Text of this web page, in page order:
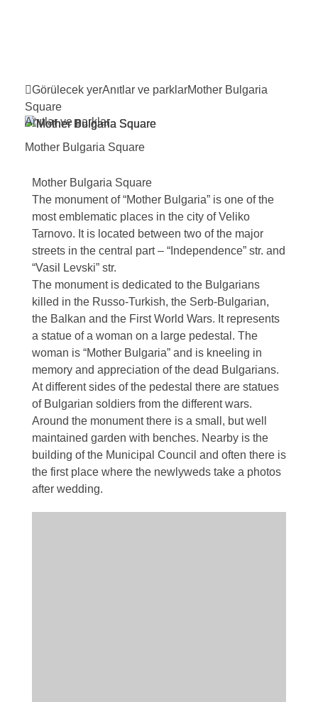
Görülecek yerAnıtlar ve parklarMother Bulgaria
Square
Anıtlar ve parklar
Mother Bulgaria Square
Mother Bulgaria Square
The monument of “Mother Bulgaria” is one of the
most emblematic places in the city of Veliko
Tarnovo. It is located between two of the major
streets in the central part – “Independence” str. and
“Vasil Levski” str.
The monument is dedicated to the Bulgarians
killed in the Russo-Turkish, the Serb-Bulgarian,
the Balkan and the First World Wars. It represents
a statue of a woman on a large pedestal. The
woman is “Mother Bulgaria” and is kneeling in
memory and appreciation of the dead Bulgarians.
At different sides of the pedestal there are statues
of Bulgarian soldiers from the different wars.
Around the monument there is a small, but well
maintained garden with benches. Nearby is the
building of the Municipal Council and often there is
the first place where the newlyweds take a photos
after wedding.